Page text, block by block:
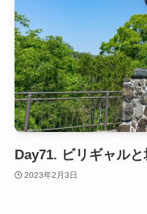
Day71. ビリギャル
2023年2月3日